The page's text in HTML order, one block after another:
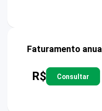
Faturamento anual
R$ Consultar